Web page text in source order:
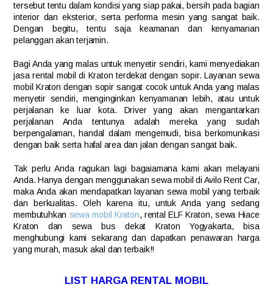
tersebut tentu dalam kondisi yang siap pakai, bersih pada bagian
interior dan eksterior, serta performa mesin yang sangat baik.
Dengan begitu, tentu saja keamanan dan kenyamanan
pelanggan akan terjamin.
Bagi Anda yang malas untuk menyetir sendiri, kami menyediakan
jasa rental mobil di Kraton terdekat dengan sopir. Layanan sewa
mobil Kraton dengan sopir sangat cocok untuk Anda yang malas
menyetir sendiri, menginginkan kenyamanan lebih, atau untuk
perjalanan ke luar kota. Driver yang akan mengantarkan
perjalanan Anda tentunya adalah mereka yang sudah
berpengalaman, handal dalam mengemudi, bisa berkomunikasi
dengan baik serta hafal area dan jalan dengan sangat baik.
Tak perlu Anda ragukan lagi bagaiamana kami akan melayani
Anda. Hanya dengan menggunakan sewa mobil di Avilo Rent Car,
maka Anda akan mendapatkan layanan sewa mobil yang terbaik
dan berkualitas. Oleh karena itu, untuk Anda yang sedang
membutuhkan sewa mobil Kraton, rental ELF Kraton, sewa Hiace
Kraton dan sewa bus dekat Kraton Yogyakarta, bisa
menghubungi kami sekarang dan dapatkan penawaran harga
yang murah, masuk akal dan terbaik!!
LIST HARGA RENTAL MOBIL